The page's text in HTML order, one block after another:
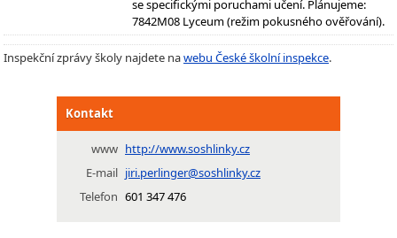
se specifickými poruchami učení. Plánujeme:
7842M08 Lyceum (režim pokusného ověřování).
Inspekční zprávy školy najdete nawebu České školní inspekce.
Kontakt
www http://www.soshlinky.cz
E-mail jiri.perlinger@soshlinky.cz
Telefon 601 347 476